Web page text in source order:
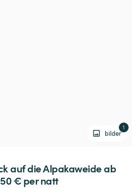
bilder
1
aufdieAlpakaweide ab
€ per natt